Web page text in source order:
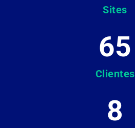
Sites
Clientes
65
8